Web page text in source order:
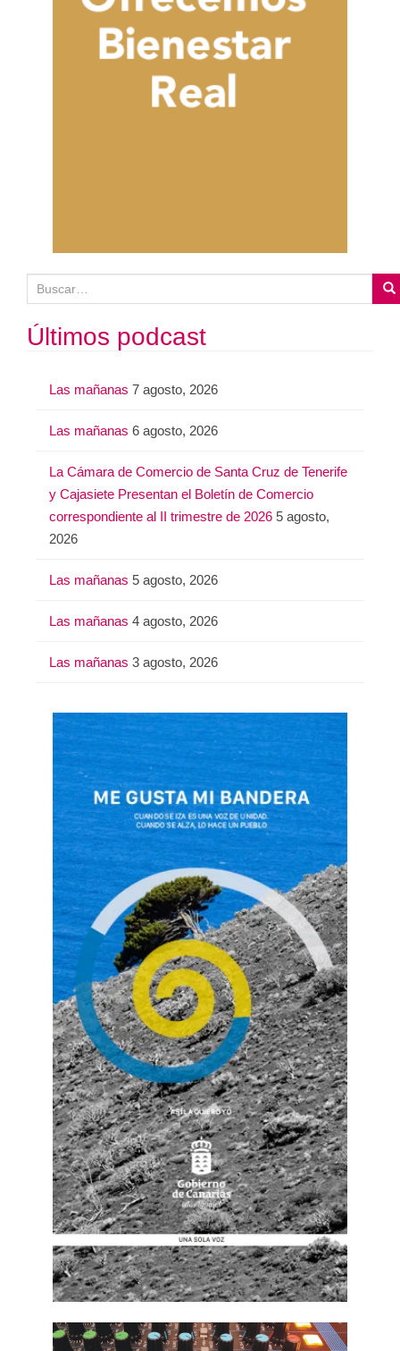
u
sÚltimos podcast
Las mañanas 7 agosto, 2026
Las mañanas 6 agosto, 2026
La Cámara de Comercio de Santa Cruz de Tenerife
y Cajasiete Presentan el Boletín de Comercio
correspondiente al II trimestre de 2026 5 agosto,
2026
Las mañanas 5 agosto, 2026
Las mañanas 4 agosto, 2026
Las mañanas 3 agosto, 2026